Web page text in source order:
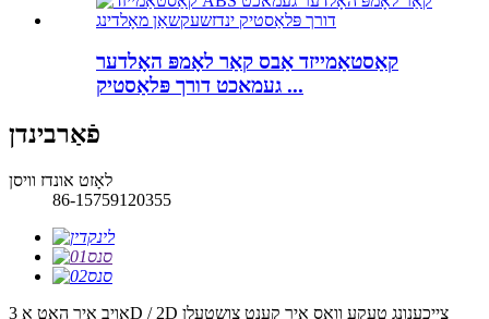
קאַסטאַמייזד אַבס קאַר לאָמפּ האָלדער
געמאכט דורך פּלאַסטיק ...
פֿאַרבינדן
לאָזט אונדז וויסן
86-15759120355
אויב איר האָט אַ 3D / 2D צייכענונג טעקע וואָס איר קענט צושטעלן